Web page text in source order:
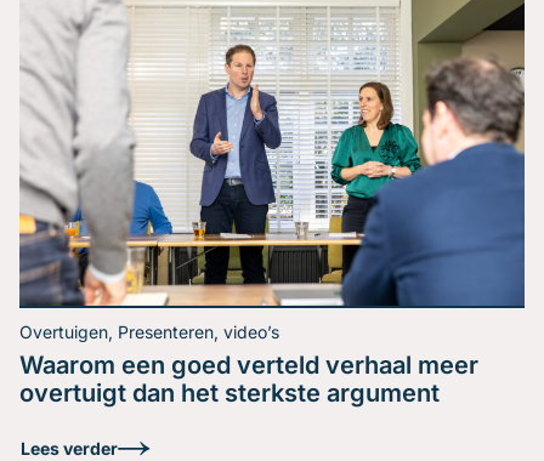
Hoe houd je de regie in
Overtuigen, Presenteren, video’s
Waarom een goed verteld verhaal meer
overtuigt dan het sterkste argument
Lees verder